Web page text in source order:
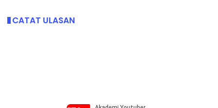
CATAT ULASAN